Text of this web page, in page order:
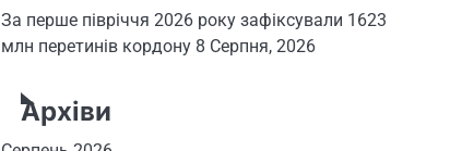
За перше півріччя 2026 року зафіксували 1623
млн перетинів кордону 8 Серпня, 2026
Архіви